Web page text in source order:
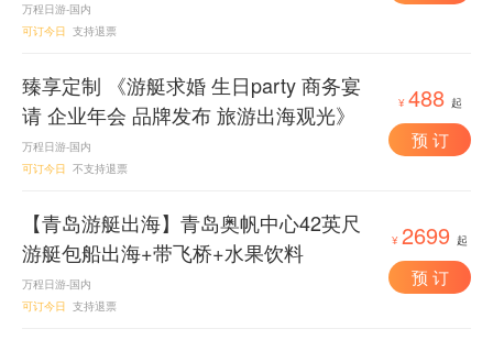
万程日游-国内
可订今日 支持退票
臻享定制 《游艇求婚 生日party 商务宴
请 企业年会 品牌发布 旅游出海观光》
万程日游-国内
可订今日 不支持退票
¥ 488 起
预 订
【青岛游艇出海】青岛奥帆中心42英尺
游艇包船出海+带飞桥+水果饮料
万程日游-国内
可订今日 支持退票
¥ 2699 起
预 订